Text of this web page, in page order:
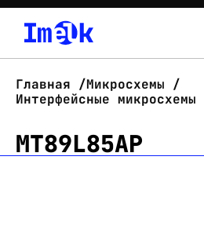
О нас
Новости
Главная
Микросхемы
Интерфейсные микросхемы
MT89L85AP